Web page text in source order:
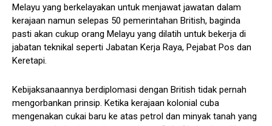
Melayu yang berkelayakan untuk menjawat jawatan dalam
kerajaan namun selepas 50 pemerintahan British, baginda
pasti akan cukup orang Melayu yang dilatih untuk bekerja di
jabatan teknikal seperti Jabatan Kerja Raya, Pejabat Pos dan
Keretapi.
Kebijaksanaannya berdiplomasi dengan British tidak pernah
mengorbankan prinsip. Ketika kerajaan kolonial cuba
mengenakan cukai baru ke atas petrol dan minyak tanah yang